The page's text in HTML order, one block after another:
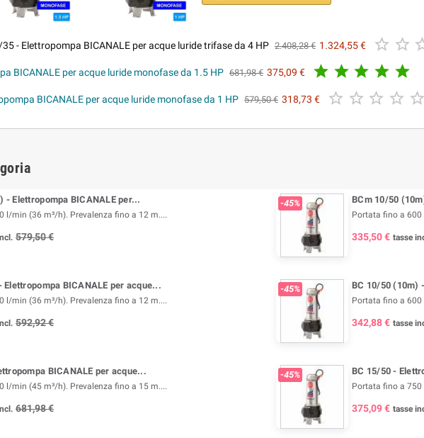
35 - Elettropompa BICANALE per acque luride trifase da 4 HP 2.408,28 € 1.324,55 €  
BICANALE per acque luride monofase da 1.5 HP 681,98 € 375,09 €     
BICANALE per acque luride monofase da 1 HP 579,50 € 318,73 €    
- Elettropompa BICANALE per...
l/min (36 m³/h). Prevalenza fino a 12 m....
579,50 €
-45% BCm 10/50
Portata fino a
335,50 € tasse
Elettropompa BICANALE per acque...
l/min (36 m³/h). Prevalenza fino a 12 m....
592,92 €
-45% BC 10/50 (10m)
Portata fino a
342,88 € tasse
BICANALE per acque...
l/min (45 m³/h). Prevalenza fino a 15 m....
681,98 €
-45% BC 15/50 -
Portata fino a
375,09 € tasse